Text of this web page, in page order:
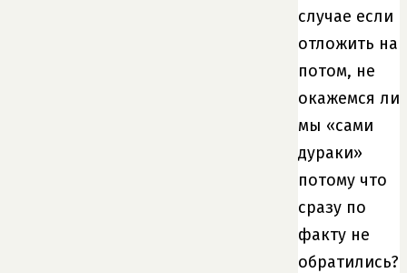
случае если
отложить на
потом, не
окажемся ли
мы «сами
дураки»
потому что
сразу по
факту не
обратились?